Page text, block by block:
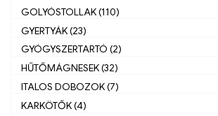
GOLYÓSTOLLAK (110)
GYERTYÁK (23)
GYÓGYSZERTARTÓ (2)
HŰTŐMÁGNESEK (32)
ITALOS DOBOZOK (7)
KARKÖTŐK (4)